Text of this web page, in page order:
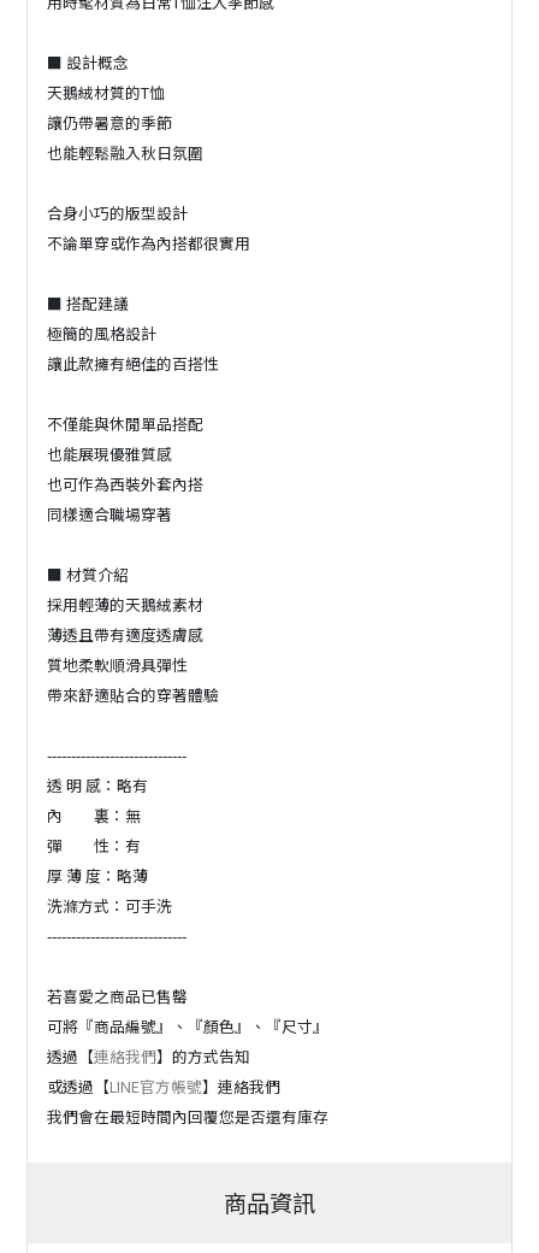
■ 設計概念
天鵝絨材質的T恤
讓仍帶暑意的季節
也能輕鬆融入秋日氛圍
合身小巧的版型設計
不論單穿或作為內搭都很實用
■ 搭配建議
極簡的風格設計
讓此款擁有絕佳的百搭性
不僅能與休閒單品搭配
也能展現優雅質感
也可作為西裝外套內搭
同樣適合職場穿著
■ 材質介紹
採用輕薄的天鵝絨素材
薄透且帶有適度透膚感
質地柔軟順滑具彈性
帶來舒適貼合的穿著體驗
-----------------------------
透 明 感：略有
內 裏：無
彈 性：有
厚 薄 度：略薄
洗滌方式：可手洗
-----------------------------
若喜愛之商品已售罄
可將『商品編號』、『顏色』、『尺寸』
透過【連絡我們】的方式告知
或透過【LINE官方帳號】連絡我們
我們會在最短時間內回覆您是否還有庫存
商品資訊